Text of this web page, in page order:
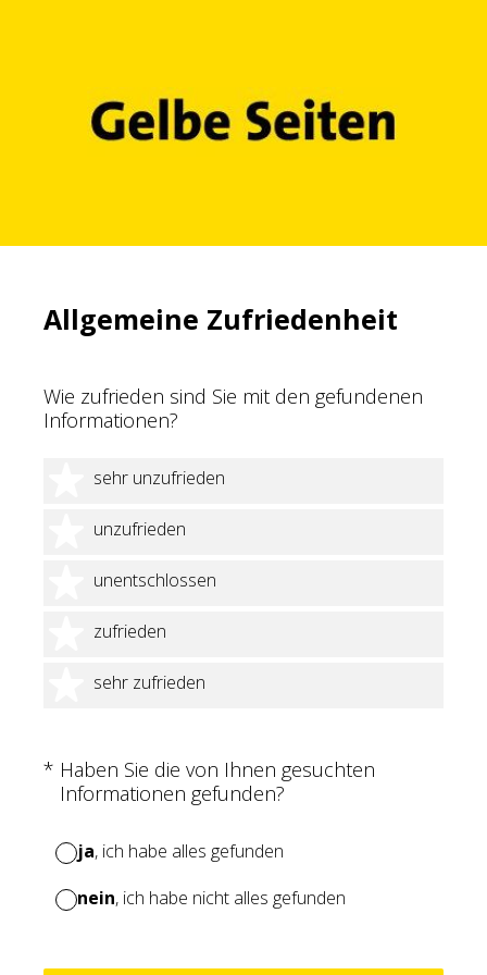
Allgemeine Zufriedenheit
Wie zufrieden sind Sie mit den gefundenen
Informationen?
sehr unzufrieden
1 Stern
unzufrieden
2 Sterne
unentschlossen
3 Sterne
zufrieden
4 Sterne
sehr zufrieden
5 Sterne
* Haben Sie die von Ihnen gesuchten
Informationen gefunden?
(Erforderlich.)
ja, ich habe alles gefunden
nein, ich habe nicht alles gefunden